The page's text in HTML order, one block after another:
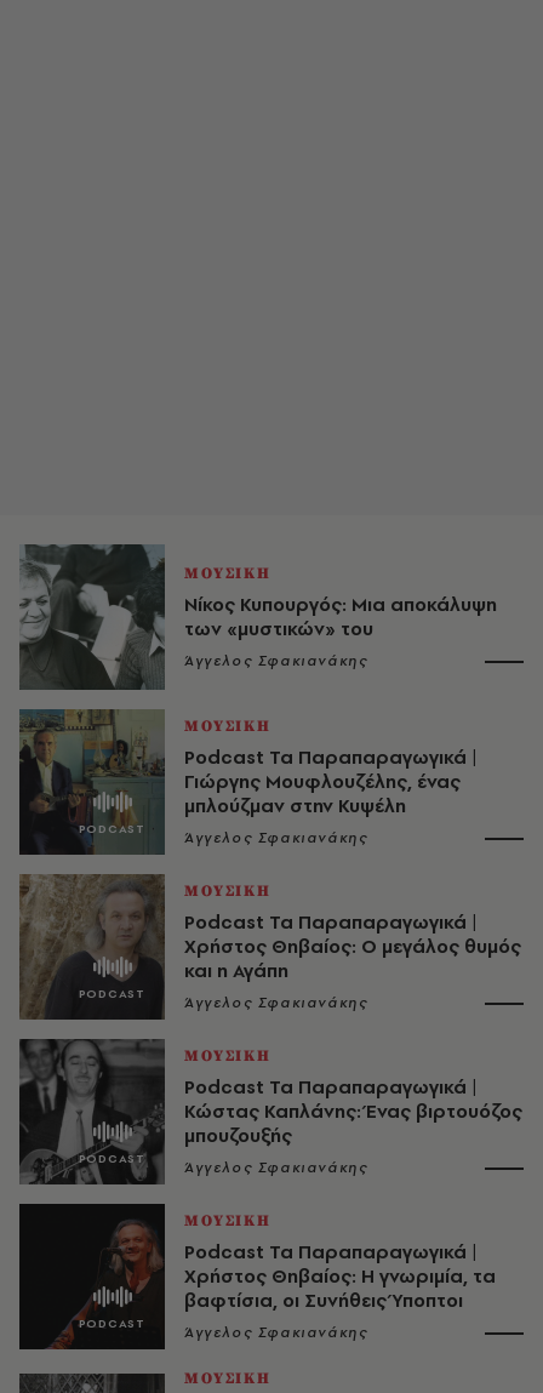
ΜΟΥΣΙΚΗ
Νίκος Κυπουργός: Μια αποκάλυψη
των «μυστικών» του
Άγγελος Σφακιανάκης
ΜΟΥΣΙΚΗ
Podcast Τα Παραπαραγωγικά |
Γιώργης Μουφλουζέλης, ένας
μπλούζμαν στην Κυψέλη
Άγγελος Σφακιανάκης
ΜΟΥΣΙΚΗ
Podcast Τα Παραπαραγωγικά |
Χρήστος Θηβαίος: Ο μεγάλος θυμός
και η Αγάπη
Άγγελος Σφακιανάκης
ΜΟΥΣΙΚΗ
Podcast Τα Παραπαραγωγικά |
Κώστας Καπλάνης: Ένας βιρτουόζος
μπουζουξής
Άγγελος Σφακιανάκης
ΜΟΥΣΙΚΗ
Podcast Τα Παραπαραγωγικά |
Χρήστος Θηβαίος: Η γνωριμία, τα
βαφτίσια, οι Συνήθεις Ύποπτοι
Άγγελος Σφακιανάκης
ΜΟΥΣΙΚΗ